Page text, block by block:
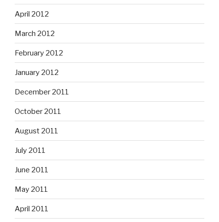
April 2012
March 2012
February 2012
January 2012
December 2011
October 2011
August 2011
July 2011
June 2011
May 2011
April 2011